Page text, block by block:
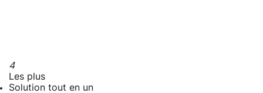
4
Les plus
Solution tout en un